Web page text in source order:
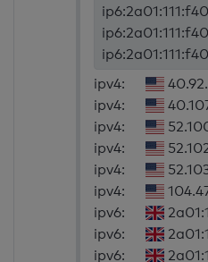
ipv4:
ipv4:
ipv4:
ipv4:
ipv4:
ipv4:
ipv6:
ipv6:
ipv6: